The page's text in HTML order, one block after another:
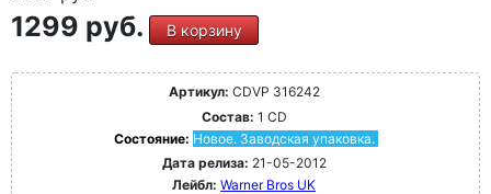
1299 руб. В корзину
Артикул: CDVP 316242
Состав: 1 CD
Состояние: Новое. Заводская упаковка.
Дата релиза: 21-05-2012
Лейбл: Warner Bros UK